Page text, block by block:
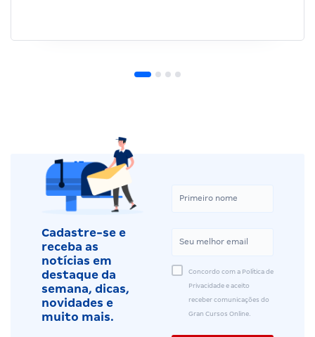
Cadastre-se e
receba as
notícias em
destaque da
semana, dicas,
novidades e
muito mais.
Concordo com a Política de
Privacidade e aceito
receber comunicações do
Gran Cursos Online.